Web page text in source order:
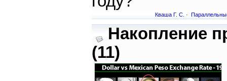
Кваша Г. С. ·
Накопление
(11)